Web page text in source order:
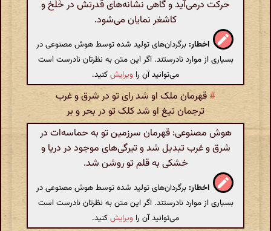
حرکت درمی‌آید و گاهی نشانه‌های قدرتش در خَلّخ و
کاشغر نمایان می‌شود.
اخطار: برگردان‌های تولید شده توسط هوش مصنوعی در
بسیاری از موارد نادرستند. اگر این متن به نظرتان نادرست است
می‌توانید آن را ویرایشکنید.
# قهرمان ملک او شد رای تو در شرق و غرب
ترجمان تیغ او شد کلک تو در بحر و بر
هوش مصنوعی: قهرمان سرزمین تو به حماسه‌ات در
شرق و غرب تبدیل شد و تیرگی‌های موجود در دریا و
خشکی به قلم تو روشن شد.
اخطار: برگردان‌های تولید شده توسط هوش مصنوعی در
بسیاری از موارد نادرستند. اگر این متن به نظرتان نادرست است
می‌توانید آن را ویرایشکنید.